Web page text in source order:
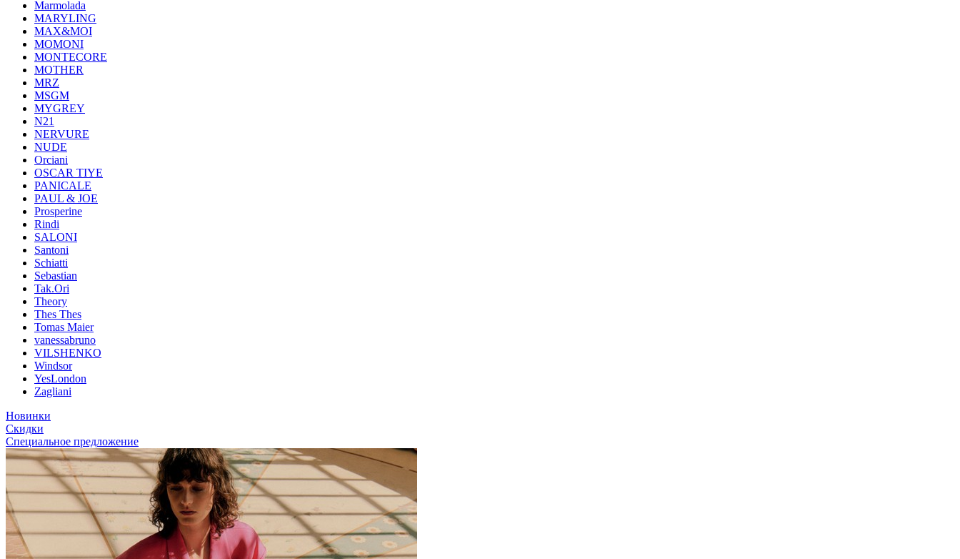
Marmolada
MARYLING
MAX&MOI
MOMONI
MONTECORE
MOTHER
MRZ
MSGM
MYGREY
N21
NERVURE
NUDE
Orciani
OSCAR TIYE
PANICALE
PAUL & JOE
Prosperine
Rindi
SALONI
Santoni
Schiatti
Sebastian
Tak.Ori
Theory
Thes Thes
Tomas Maier
vanessabruno
VILSHENKO
Windsor
YesLondon
Zagliani
Новинки
Скидки
Специальное предложение